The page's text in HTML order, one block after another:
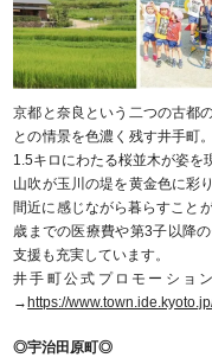
京都と奈良という二つの古都
との情景を色濃く残す井手町
1.5キロにわたる桜並木が姿を
山吹が玉川の堤を黄金色に彩
間近に感じながら暮らすこと
歳までの医療費や第3子以降
支援も充実しています。
井手町公式プロモーショ
→https://
◎宇治田原町◎